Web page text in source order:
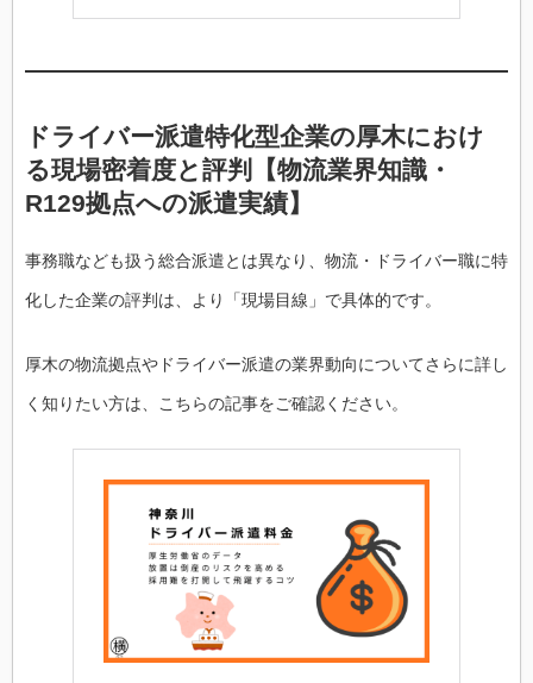
ドライバー派遣特化型企業の厚木におけ
る現場密着度と評判【物流業界知識・
R129拠点への派遣実績】
事務職なども扱う総合派遣とは異なり、物流・ドライバー職に特
化した企業の評判は、より「現場目線」で具体的です。
厚木の物流拠点やドライバー派遣の業界動向についてさらに詳し
く知りたい方は、こちらの記事をご確認ください。